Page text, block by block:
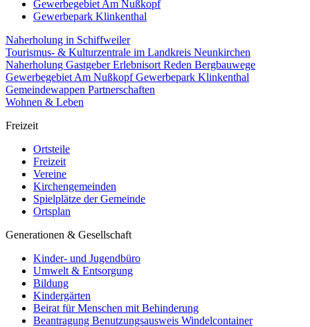
Gewerbegebiet Am Nußkopf
Gewerbepark Klinkenthal
Naherholung in Schiffweiler
Tourismus- & Kulturzentrale im Landkreis Neunkirchen
Naherholung GastgeberErlebnisort Reden Bergbauwege
Gewerbegebiet Am NußkopfGewerbepark Klinkenthal
Gemeindewappen Partnerschaften
Wohnen & Leben
Freizeit
Ortsteile
Freizeit
Vereine
Kirchengemeinden
Spielplätze der Gemeinde
Ortsplan
Generationen & Gesellschaft
Kinder- und Jugendbüro
Umwelt & Entsorgung
Bildung
Kindergärten
Beirat für Menschen mit Behinderung
Beantragung Benutzungsausweis Windelcontainer